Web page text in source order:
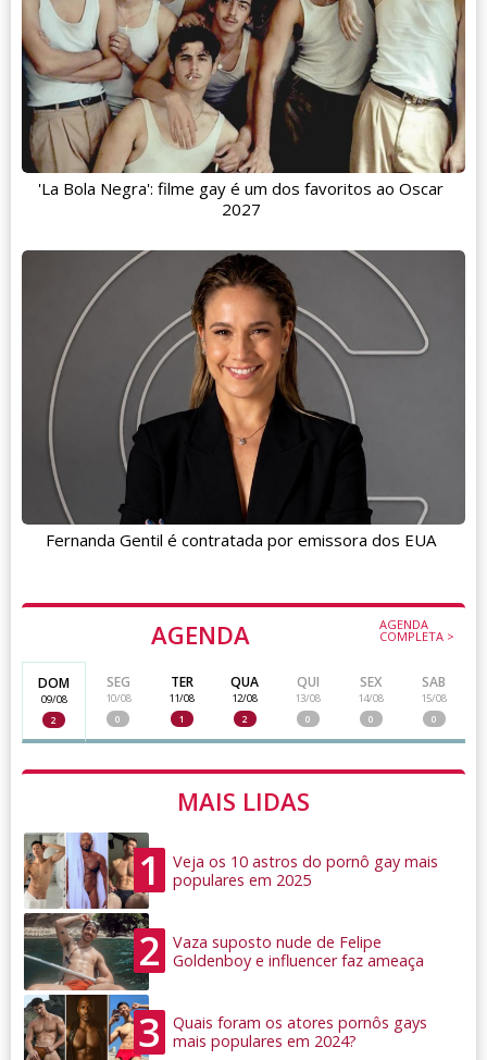
AGENDA AGENDA
COMPLETA >
DOM
09/08
2
SEG
10/08
0
TER
11/08
1
QUA
12/08
2
QUI
13/08
0
SEX
14/08
0
SAB
15/08
0
MAIS LIDAS
1
Veja os 10 astros do pornô gay mais
populares em 2025
2
Vaza suposto nude de Felipe
Goldenboy e influencer faz ameaça
3
Quais foram os atores pornôs gays
mais populares em 2024?
'La Bola Negra': filme gay é um dos favoritos ao Oscar
2027
Fernanda Gentil é contratada por emissora dos EUA